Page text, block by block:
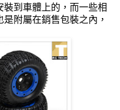
到車體上的，而一些相
附屬在銷售包裝之內，